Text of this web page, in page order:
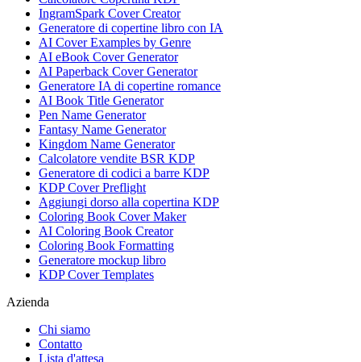
IngramSpark Cover Creator
Generatore di copertine libro con IA
AI Cover Examples by Genre
AI eBook Cover Generator
AI Paperback Cover Generator
Generatore IA di copertine romance
AI Book Title Generator
Pen Name Generator
Fantasy Name Generator
Kingdom Name Generator
Calcolatore vendite BSR KDP
Generatore di codici a barre KDP
KDP Cover Preflight
Aggiungi dorso alla copertina KDP
Coloring Book Cover Maker
AI Coloring Book Creator
Coloring Book Formatting
Generatore mockup libro
KDP Cover Templates
Azienda
Chi siamo
Contatto
Lista d'attesa